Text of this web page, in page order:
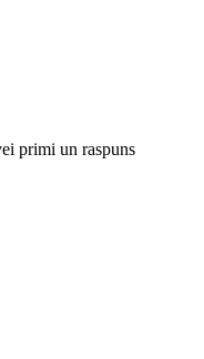
primi un raspuns